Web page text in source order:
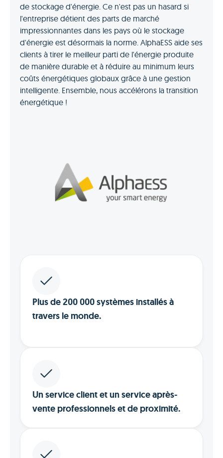
de stockage d'énergie. Ce n'est pas un hasard si
l'entreprise détient des parts de marché
impressionnantes dans les pays où le stockage
d'énergie est désormais la norme. AlphaESS aide ses
clients à tirer le meilleur parti de l'énergie produite
de manière durable et à réduire au minimum leurs
coûts énergétiques globaux grâce à une gestion
intelligente. Ensemble, nous accélérons la transition
énergétique !
Plus de 200 000 systèmes installés à
travers le monde.
Un service client et un service après-
vente professionnels et de proximité.